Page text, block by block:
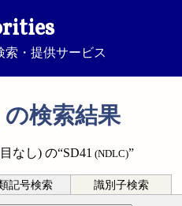
索・提供サービス
の検索結果
なし) の“SD41 (NDLC)”
記号検索 識別子検索